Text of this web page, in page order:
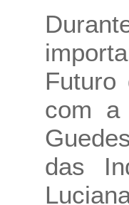
Futuro
com a
das